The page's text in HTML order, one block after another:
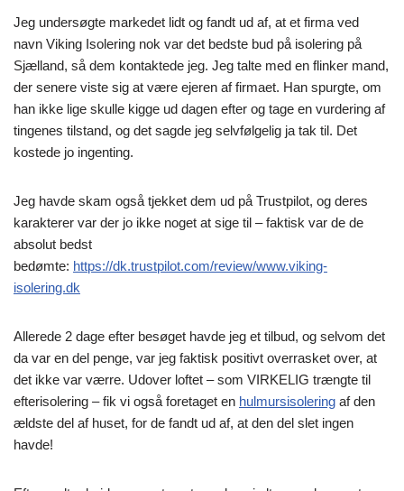
Jeg undersøgte markedet lidt og fandt ud af, at et firma ved
navn Viking Isolering nok var det bedste bud på isolering på
Sjælland, så dem kontaktede jeg. Jeg talte med en flinker mand,
der senere viste sig at være ejeren af firmaet. Han spurgte, om
han ikke lige skulle kigge ud dagen efter og tage en vurdering af
tingenes tilstand, og det sagde jeg selvfølgelig ja tak til. Det
kostede jo ingenting.
Jeg havde skam også tjekket dem ud på Trustpilot, og deres
karakterer var der jo ikke noget at sige til – faktisk var de de
absolut bedst
bedømte: https://dk.trustpilot.com/review/www.viking-
isolering.dk
Allerede 2 dage efter besøget havde jeg et tilbud, og selvom det
da var en del penge, var jeg faktisk positivt overrasket over, at
det ikke var værre. Udover loftet – som VIRKELIG trængte til
efterisolering – fik vi også foretaget en hulmursisolering af den
ældste del af huset, for de fandt ud af, at den del slet ingen
havde!